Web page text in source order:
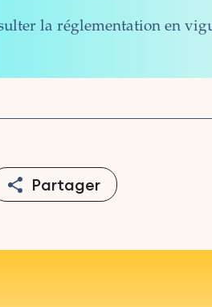
la réglementation en
Partager